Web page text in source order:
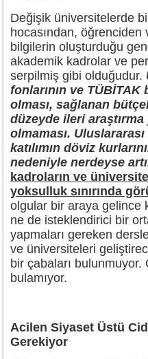
Değişik üniversitelerde
hocasından, öğrenciden
bilgilerin oluşturduğu
akademik kadrolar ve
serpilmiş gibi olduğudur.
fonlarının ve
olması, sağlanan
düzeyde ileri
olmaması.
katılımın döviz
nedeniyle nerdeyse
kadroların ve
yoksulluk sınırında
olgular bir araya gelince
ne de isteklendirici bir
yapmaları gereken
ve üniversiteleri
bir çabaları bulunmuyor.
bulamıyor.
Acilen Siyaset Üstü
Gerekiyor